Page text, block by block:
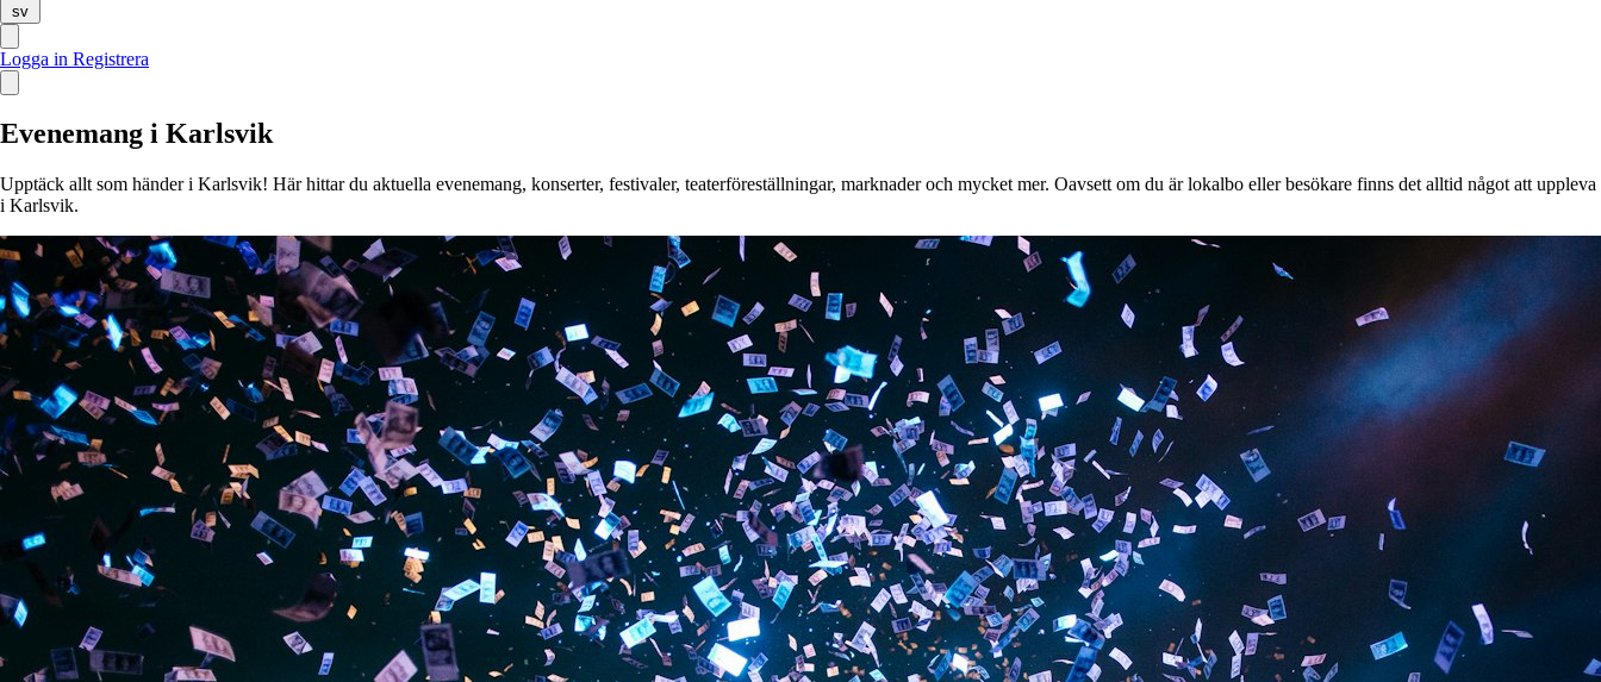
sv
Logga in Registrera
Evenemang i Karlsvik
Upptäck allt som händer i Karlsvik! Här hittar du aktuella evenemang, konserter, festivaler, teaterföreställningar, marknader och mycket mer. Oavsett om du är lokalbo eller besökare finns det alltid något att uppleva
i Karlsvik.